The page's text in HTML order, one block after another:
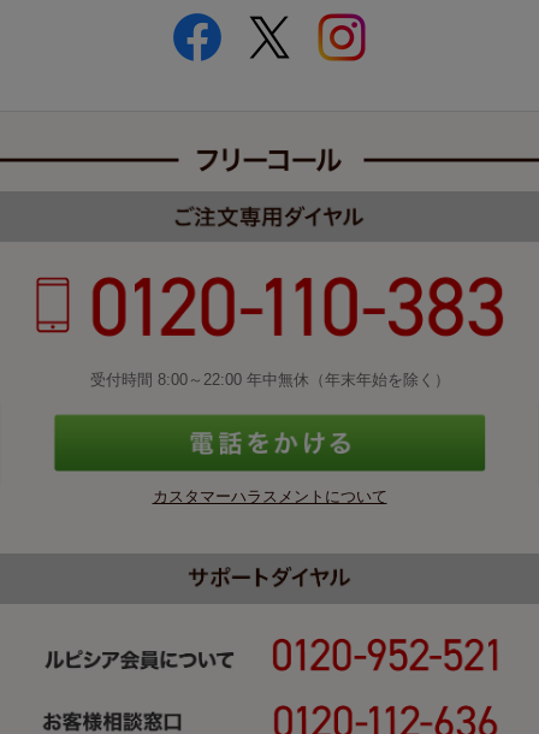
受付時間 8:00～22:00 年中無休（年末年始を除く）
カスタマーハラスメントについて